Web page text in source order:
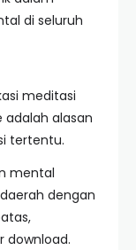
di seluruh
meditasi
alasan
tertentu.
mental
dengan
download.